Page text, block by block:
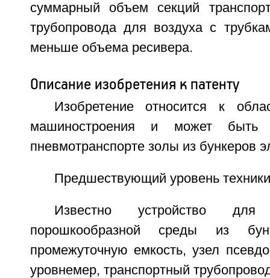
суммарный объем секций
трубопровода для воздуха с
меньше объема ресивера.
Описание изобретения к патенту
Изобретение относится к
машиностроения и может быть
пневмотранспорте золы из бункеров
Предшествующий уровень
Известно устройство для
порошкообразной среды из
промежуточную емкость, узел
уровнемер, транспортный